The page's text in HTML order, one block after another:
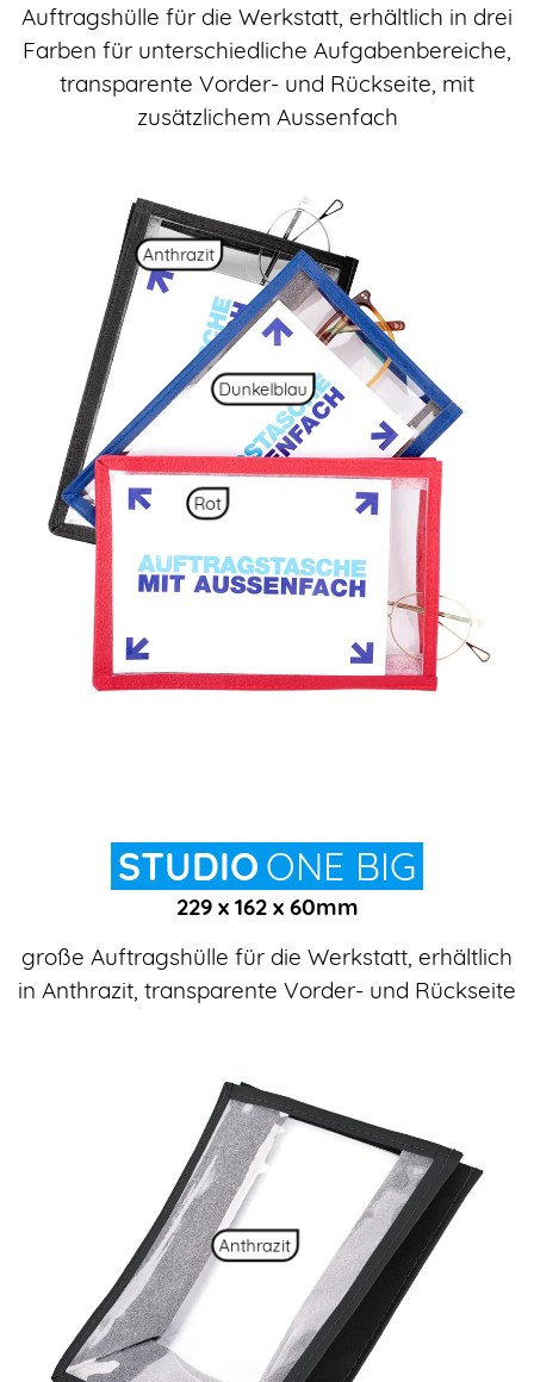
Auftragshülle für die Werkstatt, erhältlich in drei
Farben für unterschiedliche Aufgabenbereiche,
transparente Vorder- und Rückseite, mit
zusätzlichem Aussenfach
Anthrazit
Dunkelblau
Rot
STUDIO ONE BIG
229 x 162 x 60mm
große Auftragshülle für die Werkstatt, erhältlich
in Anthrazit, transparente Vorder- und Rückseite
Anthrazit